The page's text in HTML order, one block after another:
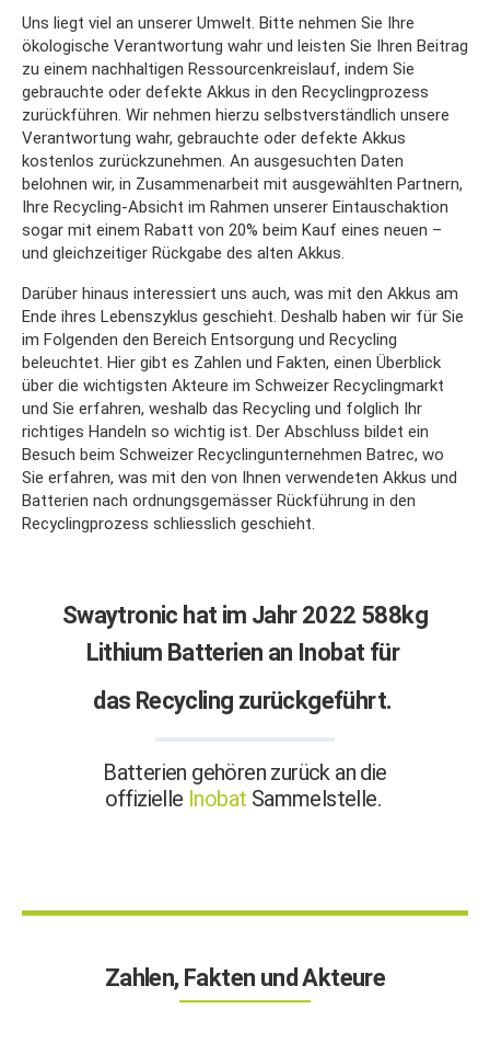
Uns liegt viel an unserer Umwelt. Bitte nehmen Sie Ihre
ökologische Verantwortung wahr und leisten Sie Ihren Beitrag
zu einem nachhaltigen Ressourcenkreislauf, indem Sie
gebrauchte oder defekte Akkus in den Recyclingprozess
zurückführen. Wir nehmen hierzu selbstverständlich unsere
Verantwortung wahr, gebrauchte oder defekte Akkus
kostenlos zurückzunehmen. An ausgesuchten Daten
belohnen wir, in Zusammenarbeit mit ausgewählten Partnern,
Ihre Recycling-Absicht im Rahmen unserer Eintauschaktion
sogar mit einem Rabatt von 20% beim Kauf eines neuen –
und gleichzeitiger Rückgabe des alten Akkus.
Darüber hinaus interessiert uns auch, was mit den Akkus am
Ende ihres Lebenszyklus geschieht. Deshalb haben wir für Sie
im Folgenden den Bereich Entsorgung und Recycling
beleuchtet. Hier gibt es Zahlen und Fakten, einen Überblick
über die wichtigsten Akteure im Schweizer Recyclingmarkt
und Sie erfahren, weshalb das Recycling und folglich Ihr
richtiges Handeln so wichtig ist. Der Abschluss bildet ein
Besuch beim Schweizer Recyclingunternehmen Batrec, wo
Sie erfahren, was mit den von Ihnen verwendeten Akkus und
Batterien nach ordnungsgemässer Rückführung in den
Recyclingprozess schliesslich geschieht.
Swaytronic hat im Jahr 2022 588kg
Lithium Batterien an Inobat für
das Recycling zurückgeführt.
Batterien gehören zurück an die
offizielle Inobat Sammelstelle.
Zahlen, Fakten und Akteure